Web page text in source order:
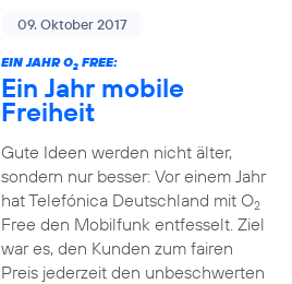
09. Oktober 2017
EIN JAHR O2FREE:
Ein Jahr mobile
Freiheit
Gute Ideen werden nicht älter,
sondern nur besser: Vor einem Jahr
hat Telefónica Deutschland mit O2
Free den Mobilfunk entfesselt. Ziel
war es, den Kunden zum fairen
Preis jederzeit den unbeschwerten